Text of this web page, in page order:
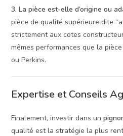
3. La pièce est-elle d’origine ou
pièce de qualité supérieure dite
strictement aux cotes
mêmes performances que la
ou Perkins.
Expertise et Conseils
Finalement, investir dans un
qualité est la stratégie la plus